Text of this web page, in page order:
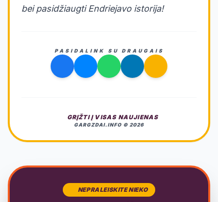
bei pasidžiaugti Endriejavo istorija!
PASIDALINK SU DRAUGAIS
GRĮŽTI Į VISAS NAUJIENAS
GARGZDAI.INFO © 2026
NEPRALEISKITE NIEKO